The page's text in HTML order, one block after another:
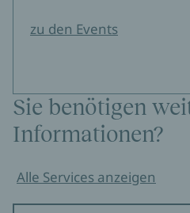
zu den Events
Sie benötigen
Informationen?
Alle Services anzeigen